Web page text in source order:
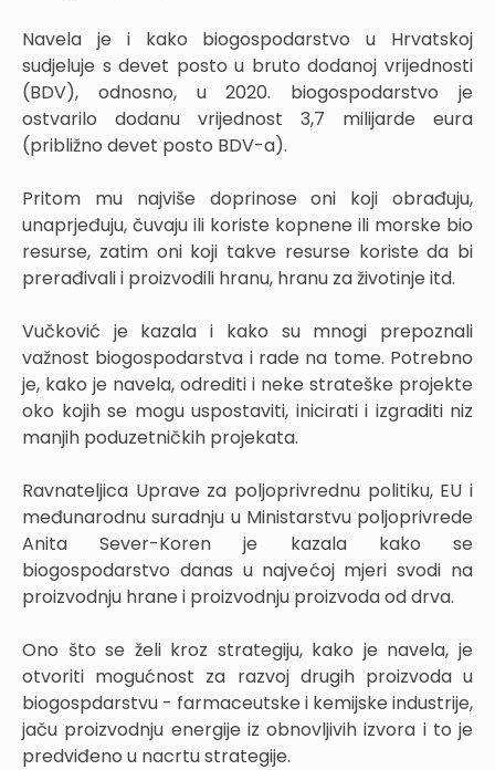
Navela je i kako biogospodarstvo u Hrvatskoj
sudjeluje s devet posto u bruto dodanoj vrijednosti
(BDV), odnosno, u 2020. biogospodarstvo je
ostvarilo dodanu vrijednost 3,7 milijarde eura
(približno devet posto BDV-a).
Pritom mu najviše doprinose oni koji obrađuju,
unaprjeđuju, čuvaju ili koriste kopnene ili morske bio
resurse, zatim oni koji takve resurse koriste da bi
prerađivali i proizvodili hranu, hranu za životinje itd.
Vučković je kazala i kako su mnogi prepoznali
važnost biogospodarstva i rade na tome. Potrebno
je, kako je navela, odrediti i neke strateške projekte
oko kojih se mogu uspostaviti, inicirati i izgraditi niz
manjih poduzetničkih projekata.
Ravnateljica Uprave za poljoprivrednu politiku, EU i
međunarodnu suradnju u Ministarstvu poljoprivrede
Anita Sever-Koren je kazala kako se
biogospodarstvo danas u najvećoj mjeri svodi na
proizvodnju hrane i proizvodnju proizvoda od drva.
Ono što se želi kroz strategiju, kako je navela, je
otvoriti mogućnost za razvoj drugih proizvoda u
biogospdarstvu - farmaceutske i kemijske industrije,
jaču proizvodnju energije iz obnovljivih izvora i to je
predviđeno u nacrtu strategije.